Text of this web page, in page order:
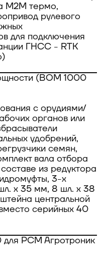
M2M термо,
рулевого
для подключения
ГНСС - RTK
(ВОМ 1000
с орудиями/
органов или
удобрений,
семян,
вала отбора
из редуктора
3-х
х 35 мм, 8 шл. х 38
центральной
серийных 40
для РСМ Агротроник